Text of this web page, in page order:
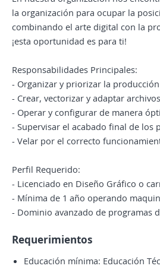
la organización para ocupar la
combinando el arte digital con la
¡esta oportunidad es para ti!
Responsabilidades Principales:
- Organizar y priorizar la
- Crear, vectorizar y adaptar
- Operar y configurar de manera
- Supervisar el acabado final de los
- Velar por el correcto
Perfil Requerido:
- Licenciado en Diseño Gráfico o
- Mínima de 1 año operando
- Dominio avanzado de programas
Requerimientos
Educación mínima: Educación